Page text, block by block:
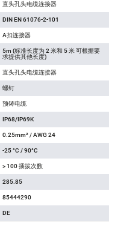
直头孔头电缆连接器
DIN EN 61076-2-101
A扣连接器
5m (标准长度为 2 米和 5 米 可根据要
求提供其他长度)
直头孔头电缆连接器
螺钉
预铸电缆
IP68/IP69K
0.25mm² / AWG 24
-25 °C / 90°C
> 100 插拔次数
285.85
85444290
DE